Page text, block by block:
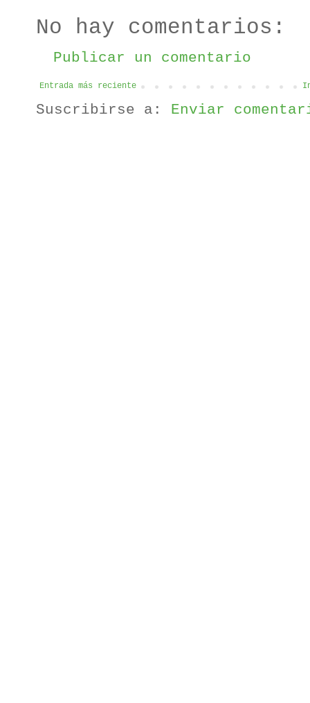
No hay comentarios:
Publicar un comentario
Entrada más reciente
Suscribirse a: Enviar